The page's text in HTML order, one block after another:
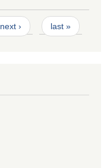
next › last »